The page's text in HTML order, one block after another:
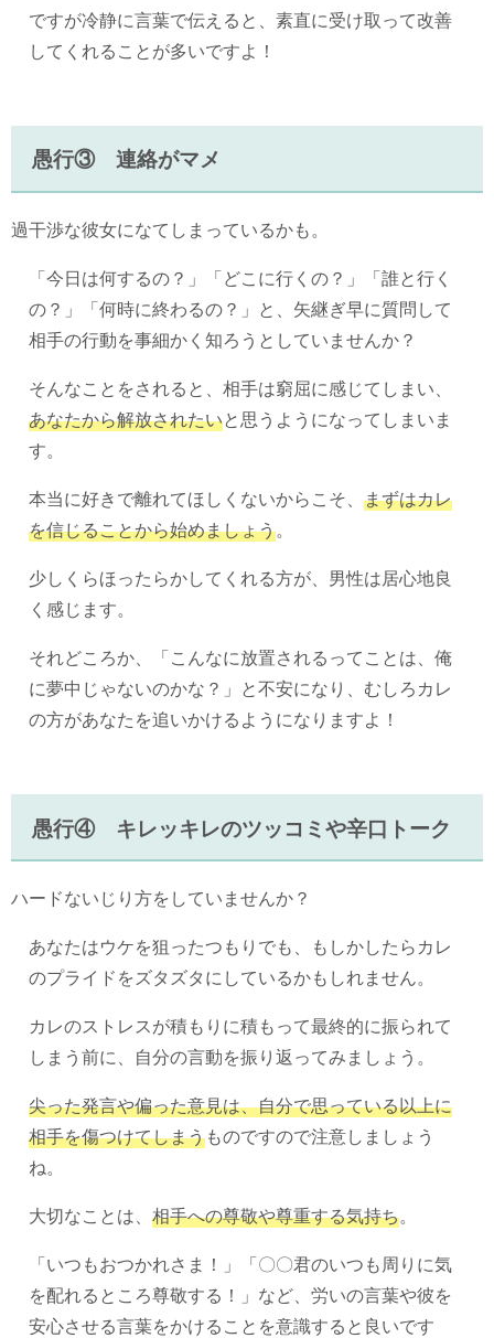
ですが冷静に言葉で伝えると、素直に受け取って改善
してくれることが多いですよ！
愚行③ 連絡がマメ
過干渉な彼女になてしまっているかも。
「今日は何するの？」「どこに行くの？」「誰と行く
の？」「何時に終わるの？」と、矢継ぎ早に質問して
相手の行動を事細かく知ろうとしていませんか？
そんなことをされると、相手は窮屈に感じてしまい、
あなたから解放されたいと思うようになってしまいま
す。
本当に好きで離れてほしくないからこそ、 まずはカレ
を信じることから始めましょう。
少しくらほったらかしてくれる方が、男性は居心地良
く感じます。
それどころか、「こんなに放置されるってことは、俺
に夢中じゃないのかな？」と不安になり、むしろカレ
の方があなたを追いかけるようになりますよ！
愚行④ キレッキレのツッコミや辛口トーク
ハードないじり方をしていませんか？
あなたはウケを狙ったつもりでも、もしかしたらカレ
のプライドをズタズタにしているかもしれません。
カレのストレスが積もりに積もって最終的に振られて
しまう前に、自分の言動を振り返ってみましょう。
尖った発言や偏った意見は、自分で思っている以上に
相手を傷つけてしまうものですので注意しましょう
ね。
大切なことは、 相手への尊敬や尊重する気持ち。
「いつもおつかれさま！」「〇〇君のいつも周りに気
を配れるところ尊敬する！」など、労いの言葉や彼を
安心させる言葉をかけることを意識すると良いです